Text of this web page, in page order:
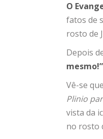
O
fatos de
rosto de
Depois
mesmo!”
Vê-se
Plinio
vista da
no rosto